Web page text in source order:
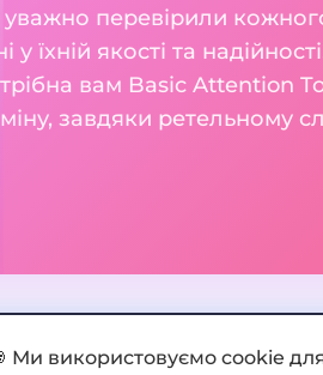
перевірили
у їхній якості та
вам Basic Attention
завдяки ретельному
Ми використовуємо cookie